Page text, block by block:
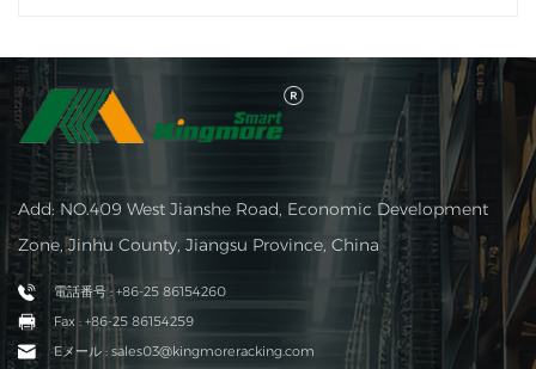
Add: NO.409 West Jianshe Road, Economic Development
Zone, Jinhu County, Jiangsu Province, China
電話番号 : +86-25 86154260
Fax : +86-25 86154259
Eメール : sales03@kingmoreracking.com